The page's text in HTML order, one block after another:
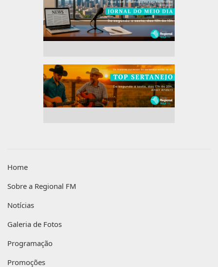
Home
Sobre a Regional FM
Notícias
Galeria de Fotos
Programação
Promoções